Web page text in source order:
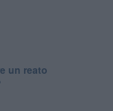
un reato